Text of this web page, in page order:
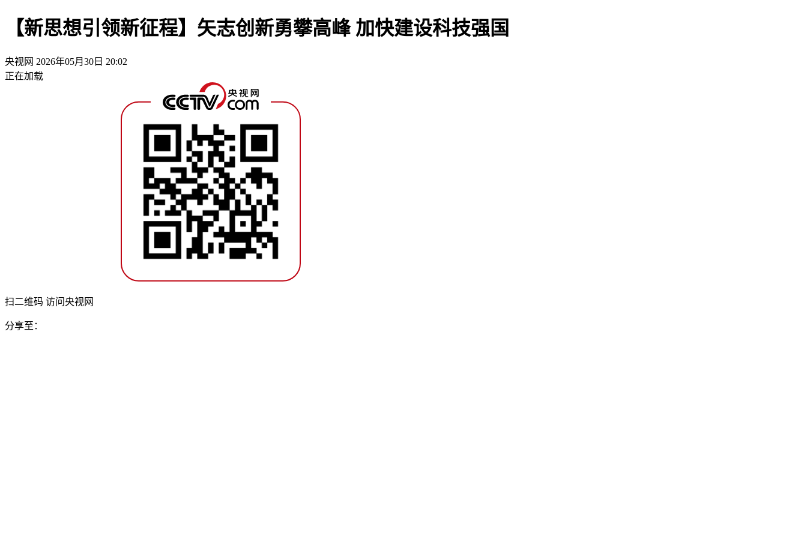
【新思想引领新征程】矢志创新勇攀高峰 加快建设科技强国
央视网 2026年05月30日 20:02
正在加载
扫二维码 访问央视网
分享至：